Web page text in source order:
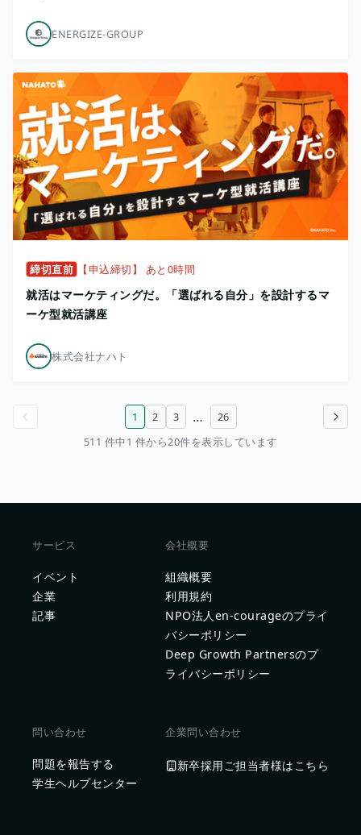
ENERGIZE-GROUP
締切直前 【申込締切】 あと0時間
就活はマーケティングだ。「選ばれる自分」を設計するマ
ーケ型就活講座
株式会社ナハト
次のページ
1 2 3 …
26
511 件中1 件から20件を表示しています
サービス
イベント
企業
記事
会社概要
組織概要
利用規約
NPO法人en-courageのプライ
バシーポリシー
Deep Growth Partnersのプ
ライバシーポリシー
問い合わせ
問題を報告する
学生ヘルプセンター
企業問い合わせ
新卒採用ご担当者様はこちら